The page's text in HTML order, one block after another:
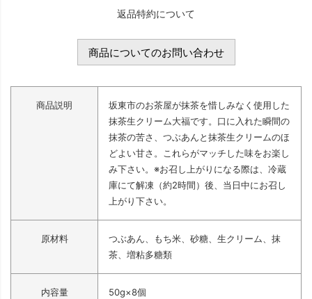
返品特約について
商品についてのお問い合わせ
商品説明
坂東市のお茶屋が抹茶を惜しみなく使用した
抹茶生クリーム大福です。口に入れた瞬間の
抹茶の苦さ、つぶあんと抹茶生クリームのほ
どよい甘さ。これらがマッチした味をお楽し
み下さい。※お召し上がりになる際は、冷蔵
庫にて解凍（約2時間）後、当日中にお召し
上がり下さい。
原材料
つぶあん、もち米、砂糖、生クリーム、抹
茶、増粘多糖類
内容量 50g×8個